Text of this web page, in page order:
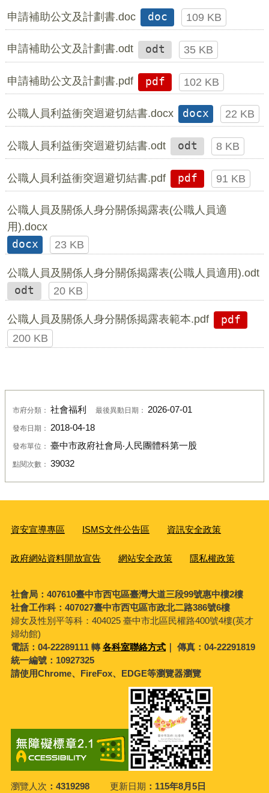
申請補助公文及計劃書.doc doc 109 KB
申請補助公文及計劃書.odt odt 35 KB
申請補助公文及計劃書.pdf pdf 102 KB
公職人員利益衝突迴避切結書.docx docx 22 KB
公職人員利益衝突迴避切結書.odt odt 8 KB
公職人員利益衝突迴避切結書.pdf pdf 91 KB
公職人員及關係人身分關係揭露表(公職人員適
用).docx
docx
23 KB
公職人員及關係人身分關係揭露表(公職人員適用).odt
odt
20 KB
公職人員及關係人身分關係揭露表範本.pdf
pdf
200 KB
市府分類： 社會福利 最後異動日期： 2026-07-01
發布日期： 2018-04-18
發布單位： 臺中市政府社會局‧人民團體科第一股
點閱次數： 39032
資安宣導專區 ISMS文件公告區 資訊安全政策
政府網站資料開放宣告 網站安全政策 隱私權政策
社會局：407610臺中市西屯區臺灣大道三段99號惠中樓2樓
社會工作科：407027臺中市西屯區市政北二路386號6樓
婦女及性別平等科： 404025 臺中市北區民權路400號4樓(英才
婦幼館)
電話：04-22289111 轉各科室聯絡方式｜ 傳真：04-22291819
統一編號：10927325
請使用Chrome、FireFox、EDGE等瀏覽器瀏覽
瀏覽人次 4319298 更新日期 115年8月5日